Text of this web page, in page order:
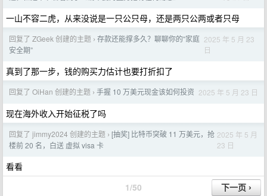
一山不容二虎，从来没说是一只公只母，还是两只公两或者只母
回复了 ZGeek 创建的主题 › 存款还能撑多久？聊聊你的“家庭
安全期”
2025 年 5 月 23
日
真到了那一步，钱的购买力估计也要打折扣了
回复了 OiHan 创建的主题 › 手握 10 万美元现金该如何投资 2025 年 5 月 23 日
现在海外收入开始征税了吗
回复了 jimmy2024 创建的主题 › [抽奖] 比特币突破 11 万美元，抢
楼前 20 名，白送 虚拟 visa 卡
2025 年 5 月
23 日
看看
1/50